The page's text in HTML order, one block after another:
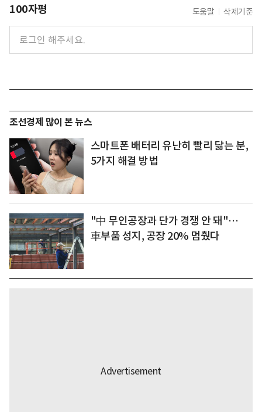
100자평 도움말 삭제기준
조선경제 많이 본 뉴스
스마트폰 배터리 유난히 빨리 닳는 분,
5가지 해결 방법
"中 무인공장과 단가 경쟁 안 돼"…
車부품 성지, 공장 20% 멈췄다